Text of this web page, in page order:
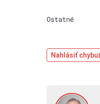
Ostatné
Nahlásiť chybu